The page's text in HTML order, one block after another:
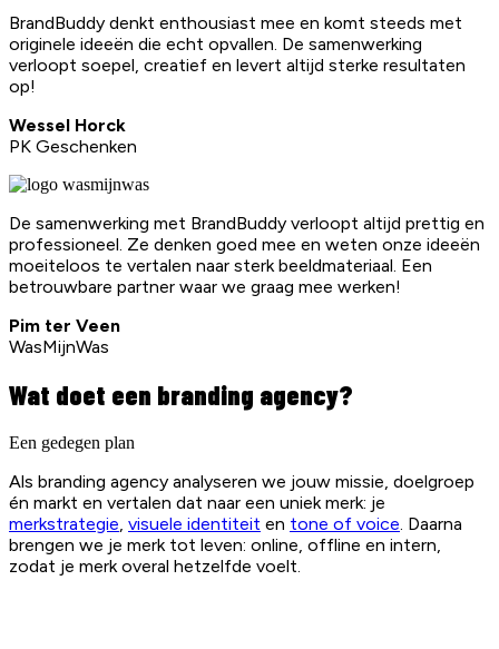
BrandBuddy denkt enthousiast mee en komt steeds met
originele ideeën die echt opvallen. De samenwerking
verloopt soepel, creatief en levert altijd sterke resultaten
op!
Wessel Horck
PK Geschenken
De samenwerking met BrandBuddy verloopt altijd prettig en
professioneel. Ze denken goed mee en weten onze ideeën
moeiteloos te vertalen naar sterk beeldmateriaal. Een
betrouwbare partner waar we graag mee werken!
Pim ter Veen
WasMijnWas
Wat doet een branding agency?
Een gedegen plan
Als branding agency analyseren we jouw missie, doelgroep
én markt en vertalen dat naar een uniek merk: je
merkstrategie, visuele identiteit en tone of voice. Daarna
brengen we je merk tot leven: online, offline en intern,
zodat je merk overal hetzelfde voelt.